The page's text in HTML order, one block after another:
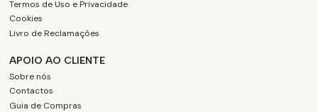
Termos de Uso e Privacidade
Cookies
Livro de Reclamações
APOIO AO CLIENTE
Sobre nós
Contactos
Guia de Compras